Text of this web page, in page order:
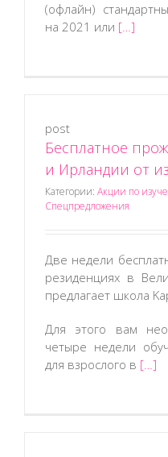
(офлайн)
на 2021 или […]
post
Бесплатное
и Ирландии от
Категории: Акции по
Спецпредложения
Две недели
резиденциях в
предлагает школа
Для этого вам
четыре недели
для взрослого в […]